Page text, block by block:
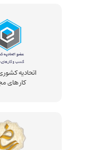
اتحادیه
کار های